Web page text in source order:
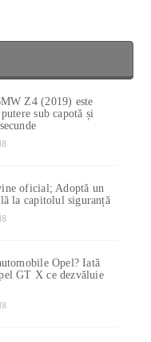
Z4 (2019) este
sub capotă și
oficial; Adoptă un
la capitolul siguranță
Opel? Iată
GT X ce dezvăluie